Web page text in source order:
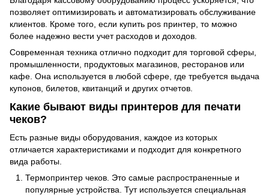
позволяет оптимизировать и автоматизировать обслуживание
клиентов. Кроме того, если купить pos принтер, то можно
более надежно вести учет расходов и доходов.
Современная техника отлично подходит для торговой сферы,
промышленности, продуктовых магазинов, ресторанов или
кафе. Она используется в любой сфере, где требуется выдача
купонов, билетов, квитанций и других отчетов.
Какие бывают виды принтеров для печати
чеков?
Есть разные виды оборудования, каждое из которых
отличается характеристиками и подходит для конкретного
вида работы.
Термопринтер чеков. Это самые распространенные и
популярные устройства. Тут используется специальная